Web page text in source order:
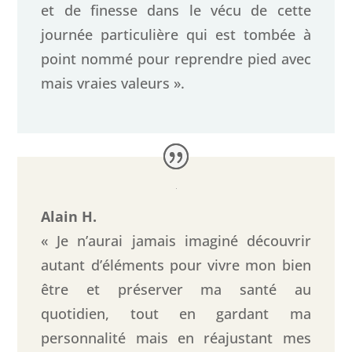
et de finesse dans le vécu de cette
journée particulière qui est tombée à
point nommé pour reprendre pied avec
mais vraies valeurs ».
Alain H.
« Je n’aurai jamais imaginé découvrir
autant d’éléments pour vivre mon bien
être et préserver ma santé au
quotidien, tout en gardant ma
personnalité mais en réajustant mes